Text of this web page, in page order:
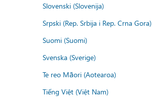
Slovenski (Slovenija)
Srpski (Rep. Srbija i Rep. Crna Gora)
Suomi (Suomi)
Svenska (Sverige)
Te reo Māori (Aotearoa)
Tiếng Việt (Việt Nam)